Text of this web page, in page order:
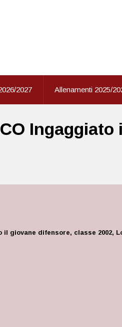
2027 Allenamenti 2025/
giovane difensore, classe 2002,